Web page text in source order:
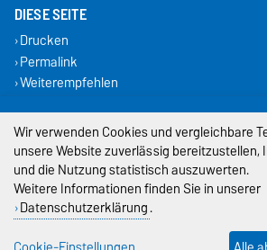
DIESE SEITE
Drucken
Permalink
Weiterempfehlen
Impressum
Datenschutz
Barrierefreiheit
Cookie-Einstellungen
Wir verwenden Cookies und vergleichbare
unsere Website zuverlässig bereitzustellen,
und die Nutzung statistisch auszuwerten.
Weitere Informationen finden Sie in unserer
Datenschutzerklärung.